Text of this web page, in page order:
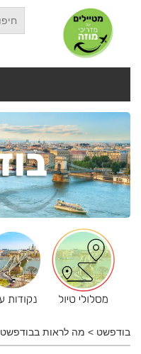
בודפשט > מה לראות בבודפשט